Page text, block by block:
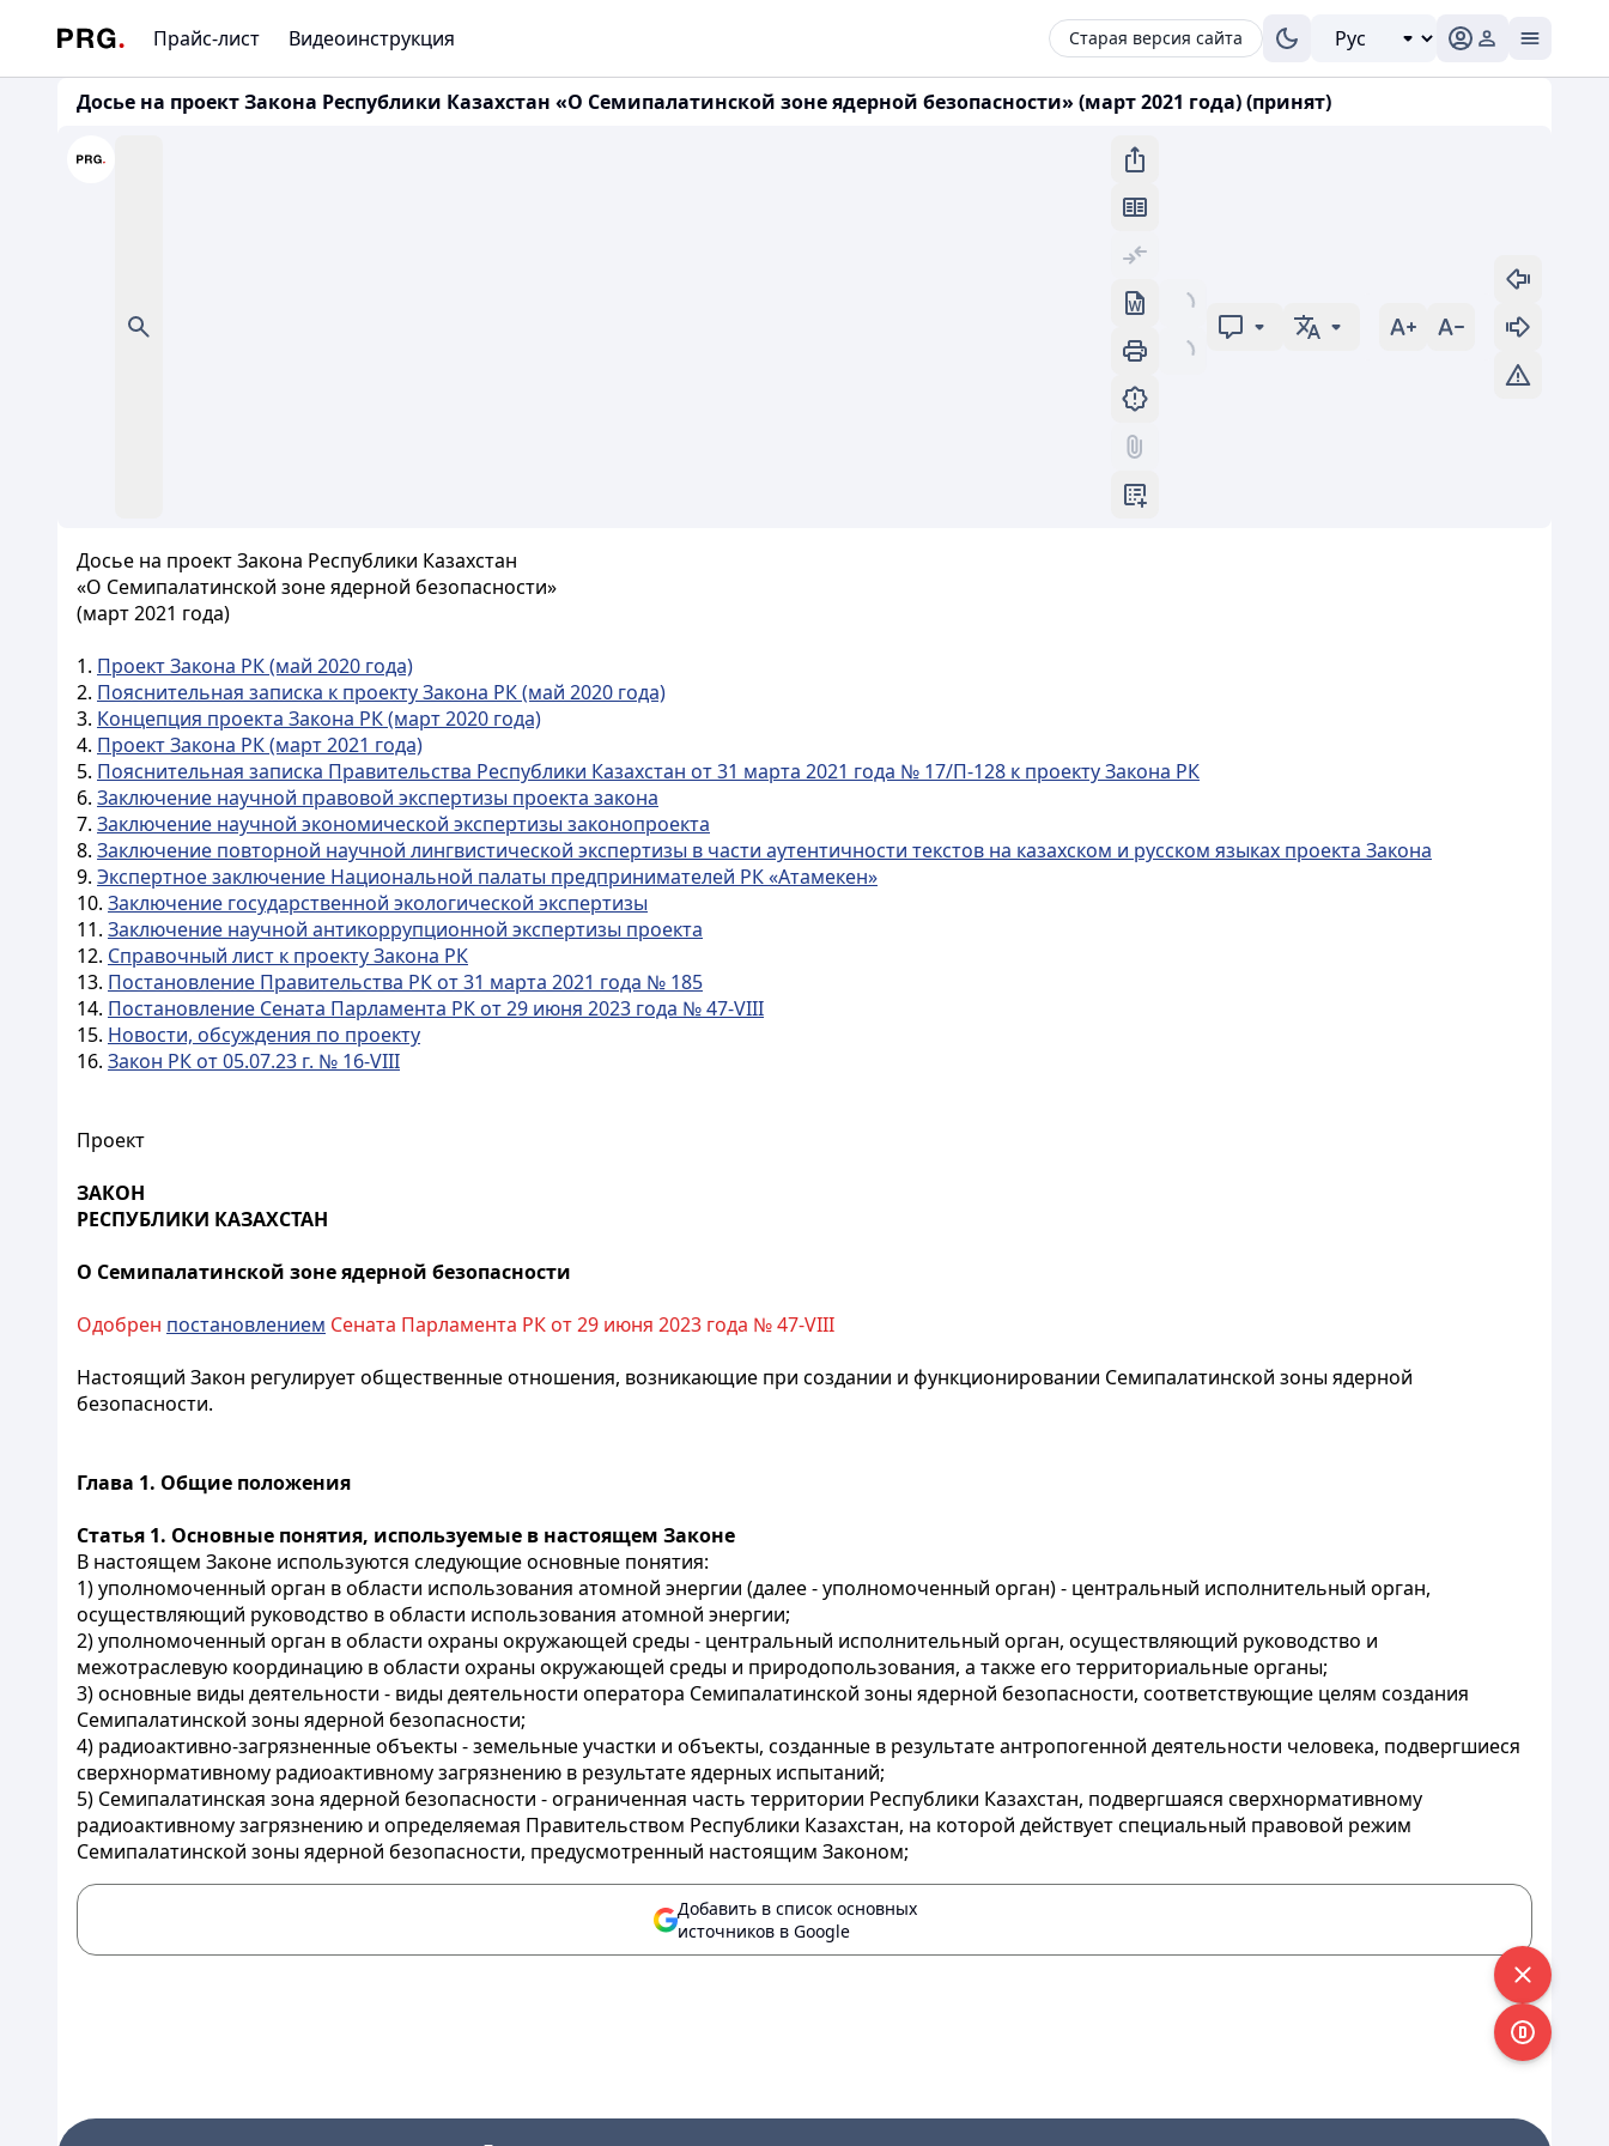
Прайс-лист Видеоинструкция Старая версия сайта
Досье на проект Закона Республики Казахстан «О Семипалатинской зоне ядерной безопасности» (март 2021 года) (принят)
Досье на проект Закона Республики Казахстан
«О Семипалатинской зоне ядерной безопасности»
(март 2021 года)
1. Проект Закона РК (май 2020 года)
2. Пояснительная записка к проекту Закона РК (май 2020 года)
3. Концепция проекта Закона РК (март 2020 года)
4. Проект Закона РК (март 2021 года)
5. Пояснительная записка Правительства Республики Казахстан от 31 марта 2021 года № 17/П-128 к проекту Закона РК
6. Заключение научной правовой экспертизы проекта закона
7. Заключение научной экономической экспертизы законопроекта
8. Заключение повторной научной лингвистической экспертизы в части аутентичности текстов на казахском и русском языках проекта Закона
9. Экспертное заключение Национальной палаты предпринимателей РК «Атамекен»
10. Заключение государственной экологической экспертизы
11. Заключение научной антикоррупционной экспертизы проекта
12. Справочный лист к проекту Закона РК
13. Постановление Правительства РК от 31 марта 2021 года № 185
14. Постановление Сената Парламента РК от 29 июня 2023 года № 47-VIII
15. Новости, обсуждения по проекту
16. Закон РК от 05.07.23 г. № 16-VIII
Проект
ЗАКОН
РЕСПУБЛИКИ КАЗАХСТАН
О Семипалатинской зоне ядерной безопасности
Одобрен постановлением Сената Парламента РК от 29 июня 2023 года № 47-VIII
Настоящий Закон регулирует общественные отношения, возникающие при создании и функционировании Семипалатинской зоны ядерной
безопасности.
Глава 1. Общие положения
Статья 1. Основные понятия, используемые в настоящем Законе
В настоящем Законе используются следующие основные понятия:
1) уполномоченный орган в области использования атомной энергии (далее - уполномоченный орган) - центральный исполнительный орган,
осуществляющий руководство в области использования атомной энергии;
2) уполномоченный орган в области охраны окружающей среды - центральный исполнительный орган, осуществляющий руководство и
межотраслевую координацию в области охраны окружающей среды и природопользования, а также его территориальные органы;
3) основные виды деятельности - виды деятельности оператора Семипалатинской зоны ядерной безопасности, соответствующие целям создания
Семипалатинской зоны ядерной безопасности;
4) радиоактивно-загрязненные объекты - земельные участки и объекты, созданные в результате антропогенной деятельности человека, подвергшиеся
сверхнормативному радиоактивному загрязнению в результате ядерных испытаний;
5) Семипалатинская зона ядерной безопасности - ограниченная часть территории Республики Казахстан, подвергшаяся сверхнормативному
радиоактивному загрязнению и определяемая Правительством Республики Казахстан, на которой действует специальный правовой режим
Семипалатинской зоны ядерной безопасности, предусмотренный настоящим Законом;
Добавить в список основных
источников в Google